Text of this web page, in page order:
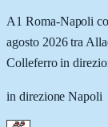
A1 Roma-Napoli
agosto 2026 tra
Colleferro in
in direzione Napoli